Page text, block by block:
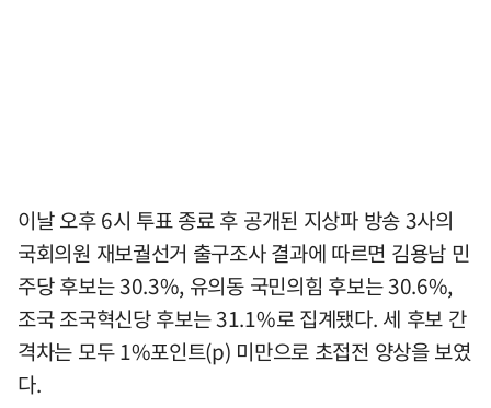
이날 오후 6시 투표 종료 후 공개된 지상파 방송 3사의
국회의원 재보궐선거 출구조사 결과에 따르면 김용남 민
주당 후보는 30.3%, 유의동 국민의힘 후보는 30.6%,
조국 조국혁신당 후보는 31.1%로 집계됐다. 세 후보 간
격차는 모두 1%포인트(p) 미만으로 초접전 양상을 보였
다.